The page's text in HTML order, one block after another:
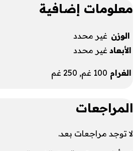
معلومات إضافية
الوزن غير محدد
الأبعاد غير محدد
الغرام 100 غم, 250 غم
المراجعات
لا توجد مراجعات بعد.